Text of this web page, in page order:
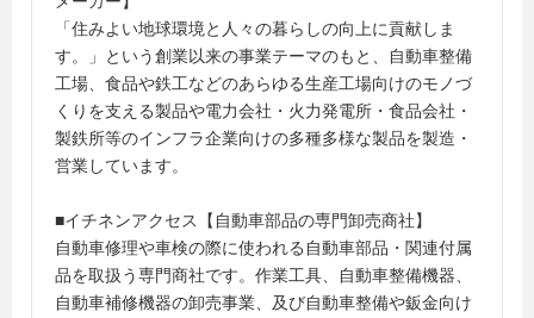
「住みよい地球環境と人々の暮らしの向上に貢献しま
す。」という創業以来の事業テーマのもと、自動車整備
工場、食品や鉄工などのあらゆる生産工場向けのモノづ
くりを支える製品や電力会社・火力発電所・食品会社・
製鉄所等のインフラ企業向けの多種多様な製品を製造・
営業しています。
■イチネンアクセス【自動車部品の専門卸売商社】
自動車修理や車検の際に使われる自動車部品・関連付属
品を取扱う専門商社です。作業工具、自動車整備機器、
自動車補修機器の卸売事業、及び自動車整備や鈑金向け